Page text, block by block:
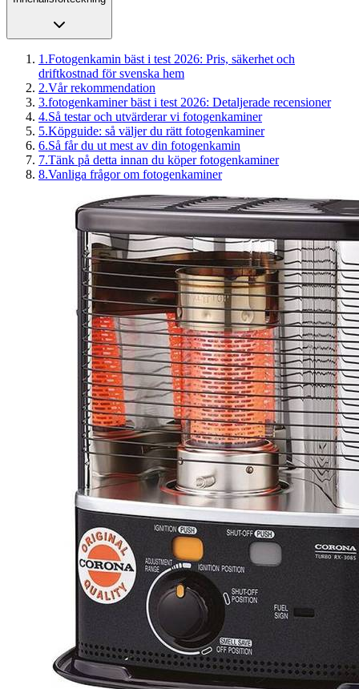
1 .Fotogenkamin bäst i test 2026: Pris, säkerhet och
driftkostnad för svenska hem
2.Vår rekommendation
3.fotogenkaminer bäst i test 2026: Detaljerade recensioner
4.Så testar och utvärderar vi fotogenkaminer
5.Köpguide: så väljer du rätt fotogenkaminer
6.Så får du ut mest av din fotogenkamin
7.Tänk på detta innan du köper fotogenkaminer
8.Vanliga frågor om fotogenkaminer